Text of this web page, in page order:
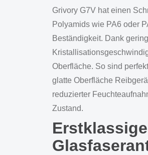
Grivory G7V hat einen
Polyamids wie PA6 oder
Beständigkeit. Dank
Oberfläche. So sind
glatte Oberfläche
reduzierter
Zustand.